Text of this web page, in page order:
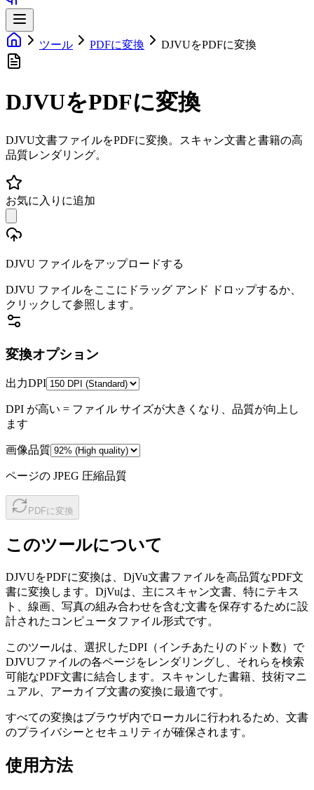
ツール PDFに変換 DJVUをPDFに変換
DJVUをPDFに変換
DJVU文書ファイルをPDFに変換。スキャン文書と書籍の高
品質レンダリング。
お気に入りに追加
DJVU ファイルをアップロードする
DJVU ファイルをここにドラッグ アンド ドロップするか、
クリックして参照します。
変換オプション
出力DPI
DPI が高い = ファイル サイズが大きくなり、品質が向上し
ます
画像品質
ページの JPEG 圧縮品質
PDFに変換
このツールについて
DJVUをPDFに変換は、DjVu文書ファイルを高品質なPDF文
書に変換します。DjVuは、主にスキャン文書、特にテキス
ト、線画、写真の組み合わせを含む文書を保存するために設
計されたコンピュータファイル形式です。
このツールは、選択したDPI（インチあたりのドット数）で
DJVUファイルの各ページをレンダリングし、それらを検索
可能なPDF文書に結合します。スキャンした書籍、技術マニ
ュアル、アーカイブ文書の変換に最適です。
すべての変換はブラウザ内でローカルに行われるため、文書
のプライバシーとセキュリティが確保されます。
使用方法